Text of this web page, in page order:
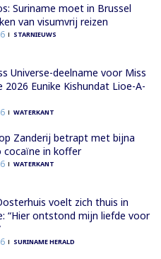
Suriname moet in Brussel
van visumvrij reizen
STARNIEUWS
Universe-deelname voor Miss
2026 Eunike Kishundat Lioe-A-
WATERKANT
Zanderij betrapt met bijna
cocaïne in koffer
WATERKANT
voelt zich thuis in
“Hier ontstond mijn liefde voor
SURINAME HERALD